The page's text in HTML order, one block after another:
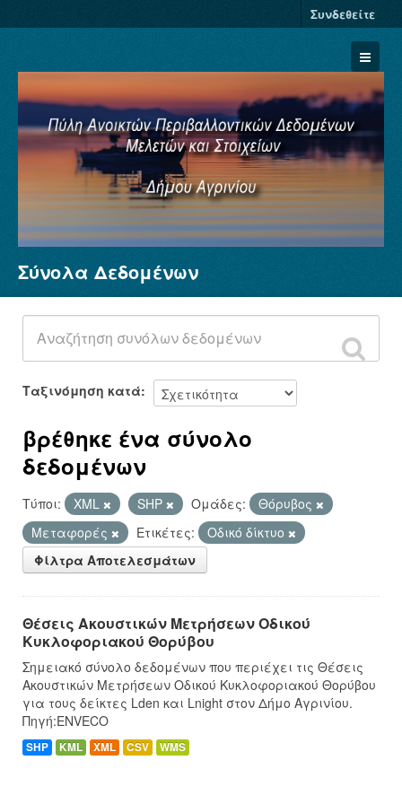
Συνδεθείτε
Σύνολα Δεδομένων
Φορείς
Ομάδες
Σχετικά
Σύνολα Δεδομένων
Ταξινόμηση κατά
βρέθηκε ένα σύνολο
δεδομένων
Τύποι: XML SHP Ομάδες:
Θόρυβος
Μεταφορές
Ετικέτες:
Οδικό δίκτυο
Φίλτρα Αποτελεσμάτων
Θέσεις Ακουστικών Μετρήσεων Οδικού
Κυκλοφοριακού Θορύβου
Σημειακό σύνολο δεδομένων που περιέχει τις Θέσεις
Ακουστικών Μετρήσεων Οδικού Κυκλοφοριακού Θορύβου
για τους δείκτες Lden και Lnight στον Δήμο Αγρινίου.
Πηγή:ENVECO
SHP KML XML CSV WMS